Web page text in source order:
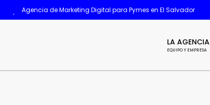
Agencia de Marketing Digital para Pymes en El Salvador
LA AGENCIA
EQUIPO Y EMPRESA